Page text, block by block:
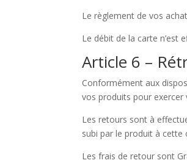
Le règlement de vos
Le débit de la carte n’est
Article 6 –
Conformément aux
vos produits pour
Les retours sont à
subi par le produit à
Les frais de retour sont